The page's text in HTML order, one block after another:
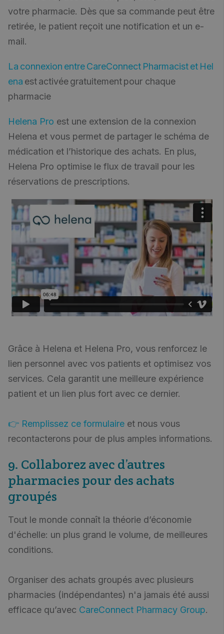
votre pharmacie. Dès que sa commande peut être
retirée, le patient reçoit une notification et un e-
mail.
La connexion entre CareConnect Pharmacist et Hel
ena est activée gratuitement pour chaque
pharmacie
Helena Pro est une extension de la connexion
Helena et vous permet de partager le schéma de
médication et l’historique des achats. En plus,
Helena Pro optimise le flux de travail pour les
réservations de prescriptions.
Grâce à Helena et Helena Pro, vous renforcez le
lien personnel avec vos patients et optimisez vos
services. Cela garantit une meilleure expérience
patient et un lien plus fort avec ce dernier.
👉 Remplissez ce formulaire et nous vous
recontacterons pour de plus amples informations.
9. Collaborez avec d’autres
pharmacies pour des achats
groupés
Tout le monde connaît la théorie d’économie
d'échelle: un plus grand le volume, de meilleures
conditions.
Organiser des achats groupés avec plusieurs
pharmacies (indépendantes) n'a jamais été aussi
efficace qu’avec CareConnect Pharmacy Group.